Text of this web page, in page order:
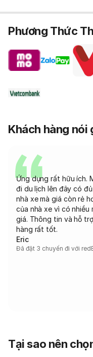
Phương Thức
Khách hàng nói
Ứng dụng rất hữu ích.
đi du lịch lên đây có
nhà xe mà giá còn rẻ
của nhà xe vì có nhiều
giá. Thông tin và hỗ
hàng rất tốt.
Eric
Đã đặt 3 chuyến đi với
Tại sao nên